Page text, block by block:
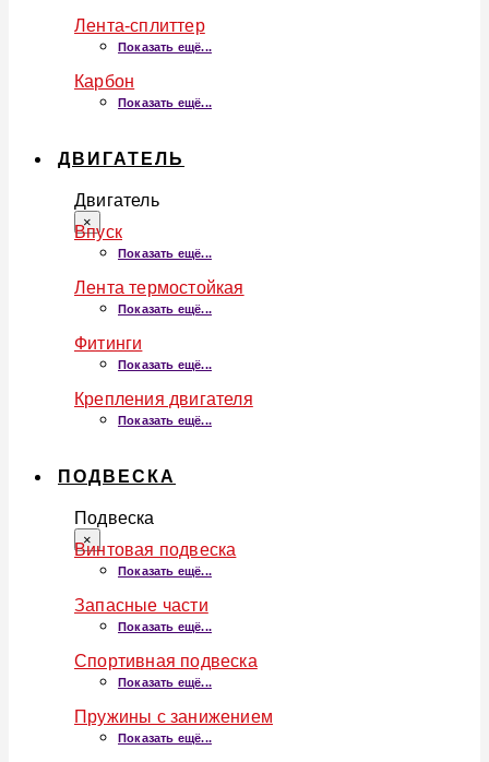
Лента-сплиттер
Показать ещё...
Карбон
Показать ещё...
ДВИГАТЕЛЬ
Двигатель
×
Впуск
Показать ещё...
Лента термостойкая
Показать ещё...
Фитинги
Показать ещё...
Крепления двигателя
Показать ещё...
ПОДВЕСКА
Подвеска
×
Винтовая подвеска
Показать ещё...
Запасные части
Показать ещё...
Спортивная подвеска
Показать ещё...
Пружины с занижением
Показать ещё...